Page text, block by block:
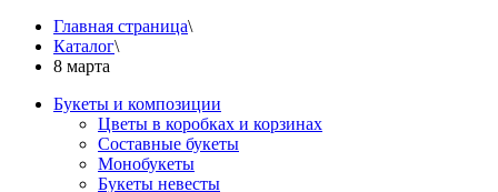
Главная страница\
Каталог\
8 марта
Букеты и композиции
Цветы в коробках и корзинах
Составные букеты
Монобукеты
Букеты невесты